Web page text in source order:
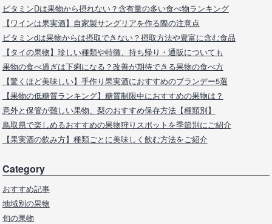
ビタミンDは果物から摂れない？含有量の多い食べ物ランキング
【ワインは果実酒】自家製サングリアを作る際の注意点
ビタミンdは果物からは摂取できない？摂取方法や豊富に含む食品
【タイの果物】珍しい種類や特徴、持ち帰り・通販についても
果物の食べ過ぎは下痢になる？改善が期待できる果物の食べ方
【驚くほど美味しい】手作り果実酒におすすめのブランデー5選
【果物の低糖質ランキング】糖質制限中におすすめの果物は？
意外と保管が難しい果物、梨のおすすめ保存方法【種類別】
鳥取県で楽しめるおすすめの果物狩りスポットを季節別にご紹介
【果実酒の飲み方】種類ごとに美味しく飲む方法をご紹介
Category
おすすめ記事
地域別の果物
旬の果物